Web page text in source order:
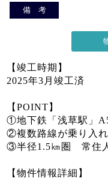
備 考
【竣工時期】
2025年3月竣工済
【POINT】
①地下鉄「浅草駅」
②複数路線が乗り入
③半径1.5㎞圏 常住
【物件情報詳細】